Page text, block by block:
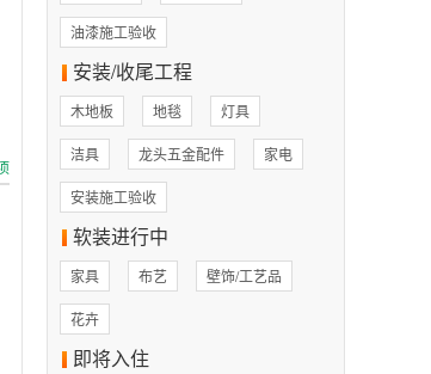
油漆施工验收
安装/收尾工程
木地板 地毯 灯具
洁具 龙头五金配件 家电
安装施工验收
软装进行中
家具 布艺 壁饰/工艺品
花卉
即将入住